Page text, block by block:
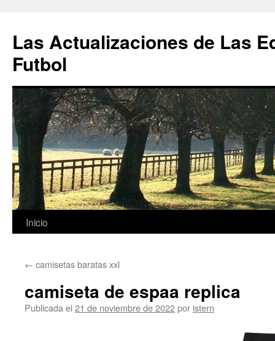
Las Actualizaciones de Las
Futbol
Saltar
contenido
Inicio
← camisetas baratas xxl
camiseta de espaa replica
Publicada el 21 de noviembre de 2022por istern